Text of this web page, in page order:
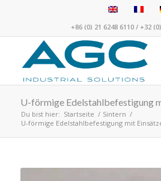
+86 (0) 21 6248 6110 /+32
U-förmige Edelstahlbefestigung
Du bist hier: Startseite / Sintern /
U-förmige Edelstahlbefestigung mit